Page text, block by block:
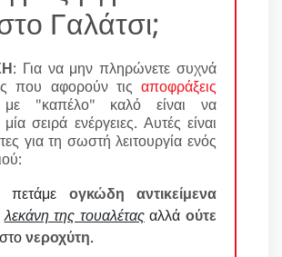
Γαλάτσι;
: Για να μην πληρώνετε συχνά
που αφορούν τις αποφράξεις
με "καπέλο" καλό είναι να
μία σειρά ενέργειες. Αυτές είναι
για τη σωστή λειτουργία ενός
πετάμε ογκώδη αντικείμενα
λεκάνη της τουαλέταςαλλάούτε
νεροχύτη.